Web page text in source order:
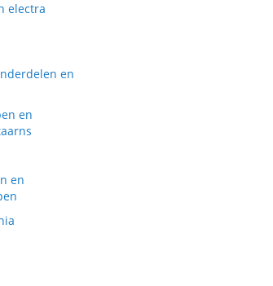
electra
en
en
en